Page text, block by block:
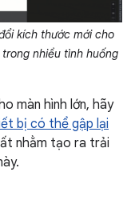
kích thước mới cho
nhiều tình huống
màn hình lớn, hãy
bị có thể gập lại
nhằm tạo ra trải